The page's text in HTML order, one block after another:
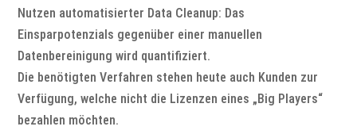
Nutzen automatisierter Data Cleanup: Das
Einsparpotenzials gegenüber einer manuellen
Datenbereinigung wird quantifiziert.
Die benötigten Verfahren stehen heute auch Kunden zur
Verfügung, welche nicht die Lizenzen eines „Big Players“
bezahlen möchten.